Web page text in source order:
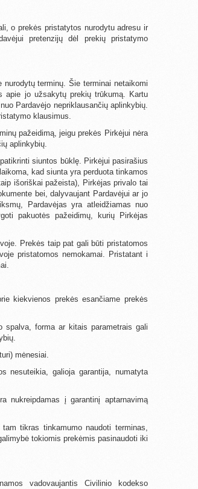
o prekės pristatytos nurodytu adresu ir
pretenzijų dėl prekių pristatymo
terminų. Šie terminai netaikomi
apie jo užsakytų prekių trūkumą. Kartu
Pardavėjo nepriklausančių aplinkybių.
klausimus.
pažeidimą, jeigu prekės Pirkėjui nėra
aplinkybių.
siuntos būklę. Pirkėjui pasirašius
kad siunta yra perduota tinkamos
išoriškai pažeista), Pirkėjas privalo tai
bei, dalyvaujant Pardavėjui ar jo
Pardavėjas yra atleidžiamas nuo
pakuotės pažeidimų, kurių Pirkėjas
Prekės taip pat gali būti pristatomos
pristatomos nemokamai. Pristatant i
kiekvienos prekės esančiame prekės
spalva, forma ar kitais parametrais gali
mėnesiai.
nesuteikia, galioja garantija, numatyta
nukreipdamas į garantinį aptarnavimą
tikras tinkamumo naudoti terminas,
tokiomis prekėmis pasinaudoti iki
vadovaujantis Civilinio kodekso